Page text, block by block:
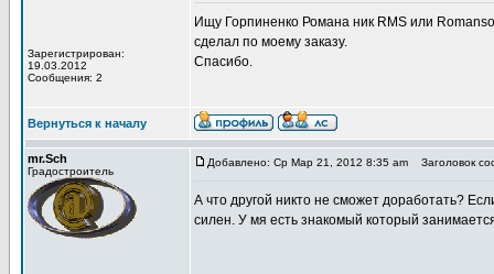
Зарегистрирован:
19.03.2012
Сообщения: 2
Ищу Горпиненко Романа ник RMS или
сделал по моему заказу.
Спасибо.
Вернуться к началу
mr.Sch
Градостроитель
Добавлено: Ср Мар 21, 2012 8:35 am Заголовок
А что другой никто не сможет доработать?
силен. У мя есть знакомый который